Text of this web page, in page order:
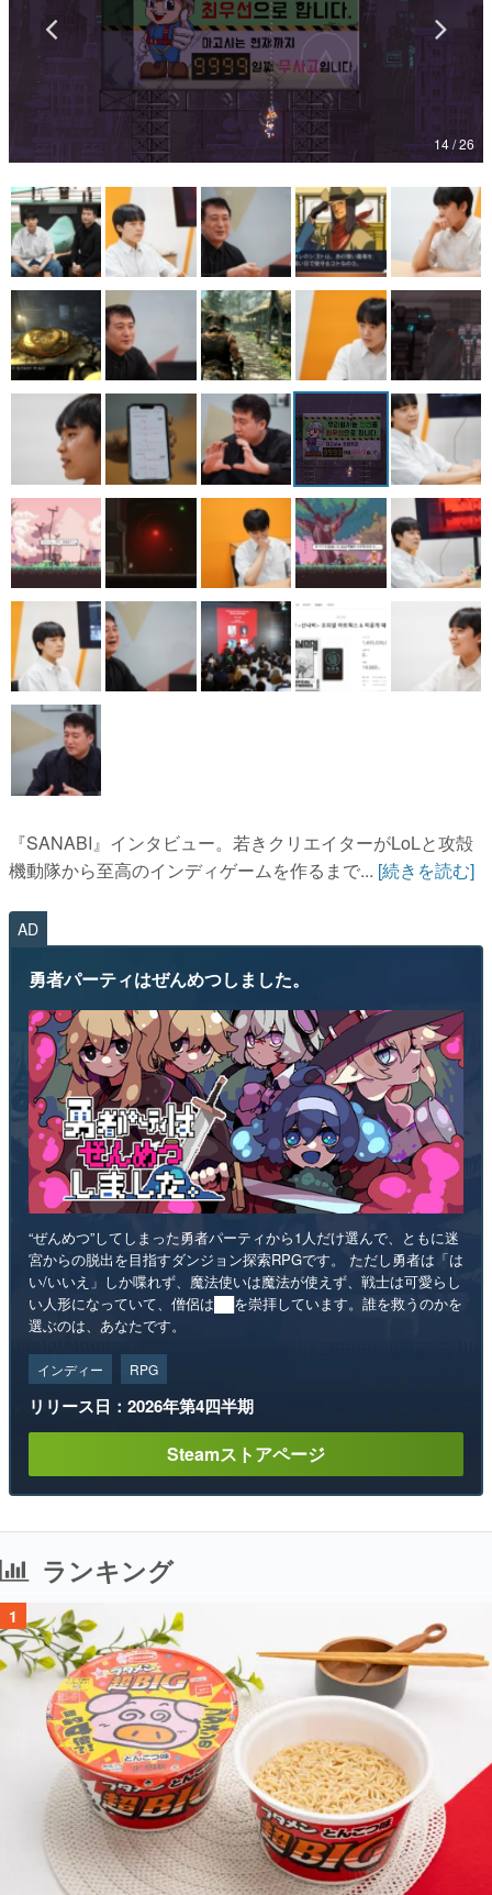
アプリレビュー
その他
電ファミニコゲーマーとは？
運営：株式会社マレ
14 / 26
『SANABI』インタビュー。若きクリエイターがLoLと攻殻
機動隊から至高のインディゲームを作るまで... [続きを読む]
AD
勇者パーティはぜんめつしました。
“ぜんめつ”してしまった勇者パーティから1人だけ選んで、ともに迷
宮からの脱出を目指すダンジョン探索RPGです。 ただし勇者は「は
い/いいえ」しか喋れず、魔法使いは魔法が使えず、戦士は可愛らし
い人形になっていて、僧侶は██を崇拝しています。誰を救うのかを
選ぶのは、あなたです。
インディー RPG
リリース日：2026年第4四半期
Steamストアページ
ランキング
1